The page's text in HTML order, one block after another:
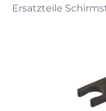
Ersatzteile